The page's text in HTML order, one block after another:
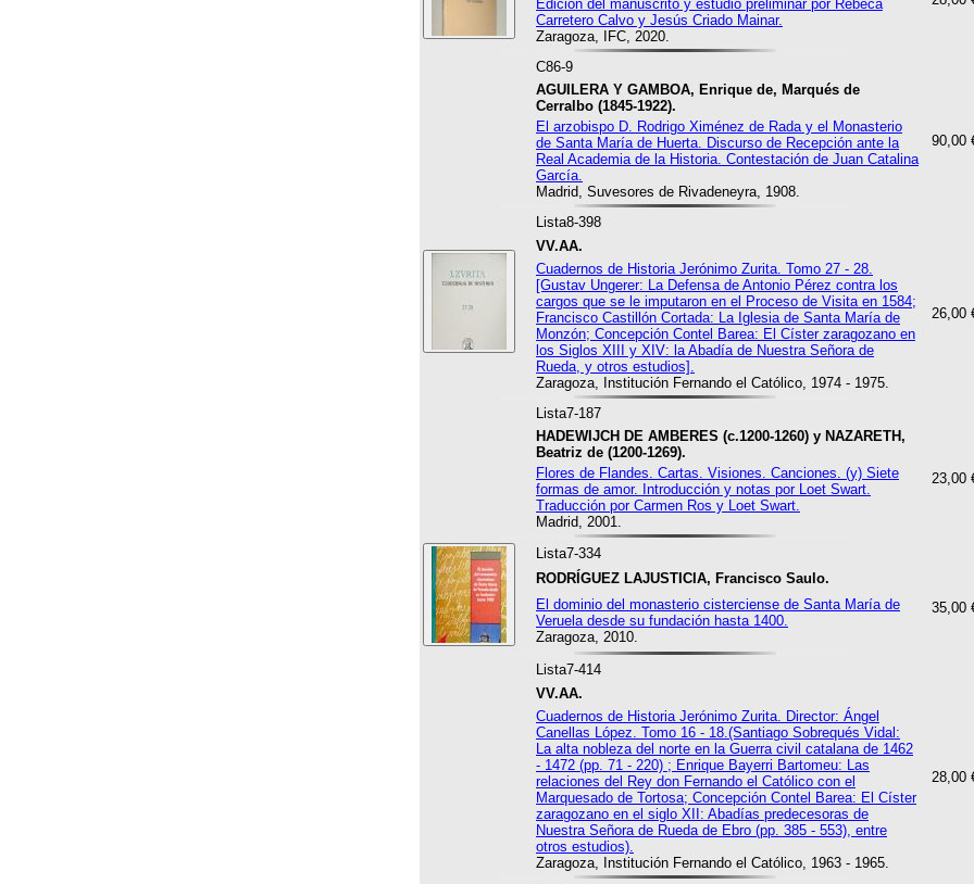
Edición del manuscrito y estudio preliminar por Rebeca
Carretero Calvo y Jesús Criado Mainar.
Zaragoza, IFC, 2020.
C86-9
AGUILERA Y GAMBOA, Enrique de, Marqués de
Cerralbo (1845-1922).
90,00
El arzobispo D. Rodrigo Ximénez de Rada y el Monasterio
de Santa María de Huerta. Discurso de Recepción ante la
Real Academia de la Historia. Contestación de Juan Catalina
García.
Madrid, Suvesores de Rivadeneyra, 1908.
Lista8-398
VV.AA.
26,00
Cuadernos de Historia Jerónimo Zurita. Tomo 27 - 28.
[Gustav Ungerer: La Defensa de Antonio Pérez contra los
cargos que se le imputaron en el Proceso de Visita en 1584;
Francisco Castillón Cortada: La Iglesia de Santa María de
Monzón; Concepción Contel Barea: El Císter zaragozano en
los Siglos XIII y XIV: la Abadía de Nuestra Señora de
Rueda, y otros estudios].
Zaragoza, Institución Fernando el Católico, 1974 - 1975.
Lista7-187
HADEWIJCH DE AMBERES (c.1200-1260) y NAZARETH,
Beatriz de (1200-1269).
23,00
Flores de Flandes. Cartas. Visiones. Canciones. (y) Siete
formas de amor. Introducción y notas por Loet Swart.
Traducción por Carmen Ros y Loet Swart.
Madrid, 2001.
Lista7-334
RODRÍGUEZ LAJUSTICIA, Francisco Saulo.
35,00
El dominio del monasterio cisterciense de Santa María de
Veruela desde su fundación hasta 1400.
Zaragoza, 2010.
Lista7-414
VV.AA.
28,00
Cuadernos de Historia Jerónimo Zurita. Director: Ángel
Canellas López. Tomo 16 - 18.(Santiago Sobrequés Vidal:
La alta nobleza del norte en la Guerra civil catalana de 1462
- 1472 (pp. 71 - 220) ; Enrique Bayerri Bartomeu: Las
relaciones del Rey don Fernando el Católico con el
Marquesado de Tortosa; Concepción Contel Barea: El Císter
zaragozano en el siglo XII: Abadías predecesoras de
Nuestra Señora de Rueda de Ebro (pp. 385 - 553), entre
otros estudios).
Zaragoza, Institución Fernando el Católico, 1963 - 1965.